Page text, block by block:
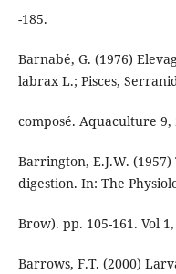
-185.
Barnabé, G. (1976)
labrax L.; Pisces,
composé. Aquaculture 9,
Barrington, E.J.W.
digestion. In: The
Brow). pp. 105-161. Vol
Barrows, F.T. (2000)